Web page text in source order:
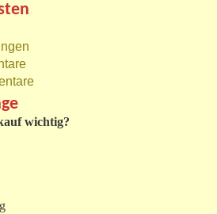
wichtig?